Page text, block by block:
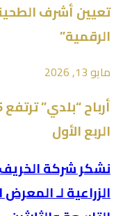
تعيين أشرف
الرقمية”
مايو 13, 2026
الربع الأول
نشكر شركة الخريف
الزراعية لـ